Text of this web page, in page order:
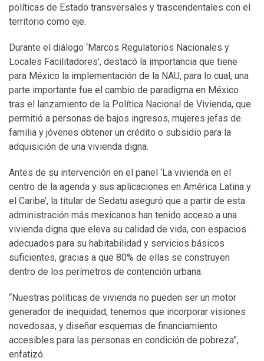
políticas de Estado transversales y trascendentales con el
territorio como eje.
Durante el diálogo ‘Marcos Regulatorios Nacionales y
Locales Facilitadores’, destacó la importancia que tiene
para México la implementación de la NAU, para lo cual, una
parte importante fue el cambio de paradigma en México
tras el lanzamiento de la Política Nacional de Vivienda, que
permitió a personas de bajos ingresos, mujeres jefas de
familia y jóvenes obtener un crédito o subsidio para la
adquisición de una vivienda digna.
Antes de su intervención en el panel ‘La vivienda en el
centro de la agenda y sus aplicaciones en América Latina y
el Caribe’, la titular de Sedatu aseguró que a partir de esta
administración más mexicanos han tenido acceso a una
vivienda digna que eleva su calidad de vida, con espacios
adecuados para su habitabilidad y servicios básicos
suficientes, gracias a que 80% de ellas se construyen
dentro de los perímetros de contención urbana.
“Nuestras políticas de vivienda no pueden ser un motor
generador de inequidad, tenemos que incorporar visiones
novedosas, y diseñar esquemas de financiamiento
accesibles para las personas en condición de pobreza”,
enfatizó.